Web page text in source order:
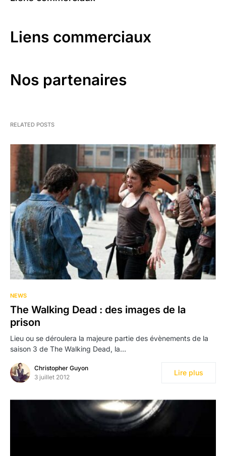
Liens commerciaux
Nos partenaires
RELATED POSTS
NEWS
The Walking Dead : des images de la
prison
Lieu ou se déroulera la majeure partie des évènements de la
saison 3 de The Walking Dead, la…
Christopher Guyon
3 juillet 2012
Lire plus